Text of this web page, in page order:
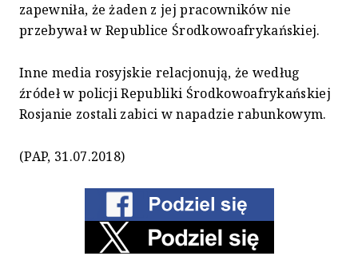
zapewniła, że żaden z jej pracowników nie
przebywał w Republice Środkowoafrykańskiej.
Inne media rosyjskie relacjonują, że według
źródeł w policji Republiki Środkowoafrykańskiej
Rosjanie zostali zabici w napadzie rabunkowym.
(PAP, 31.07.2018)